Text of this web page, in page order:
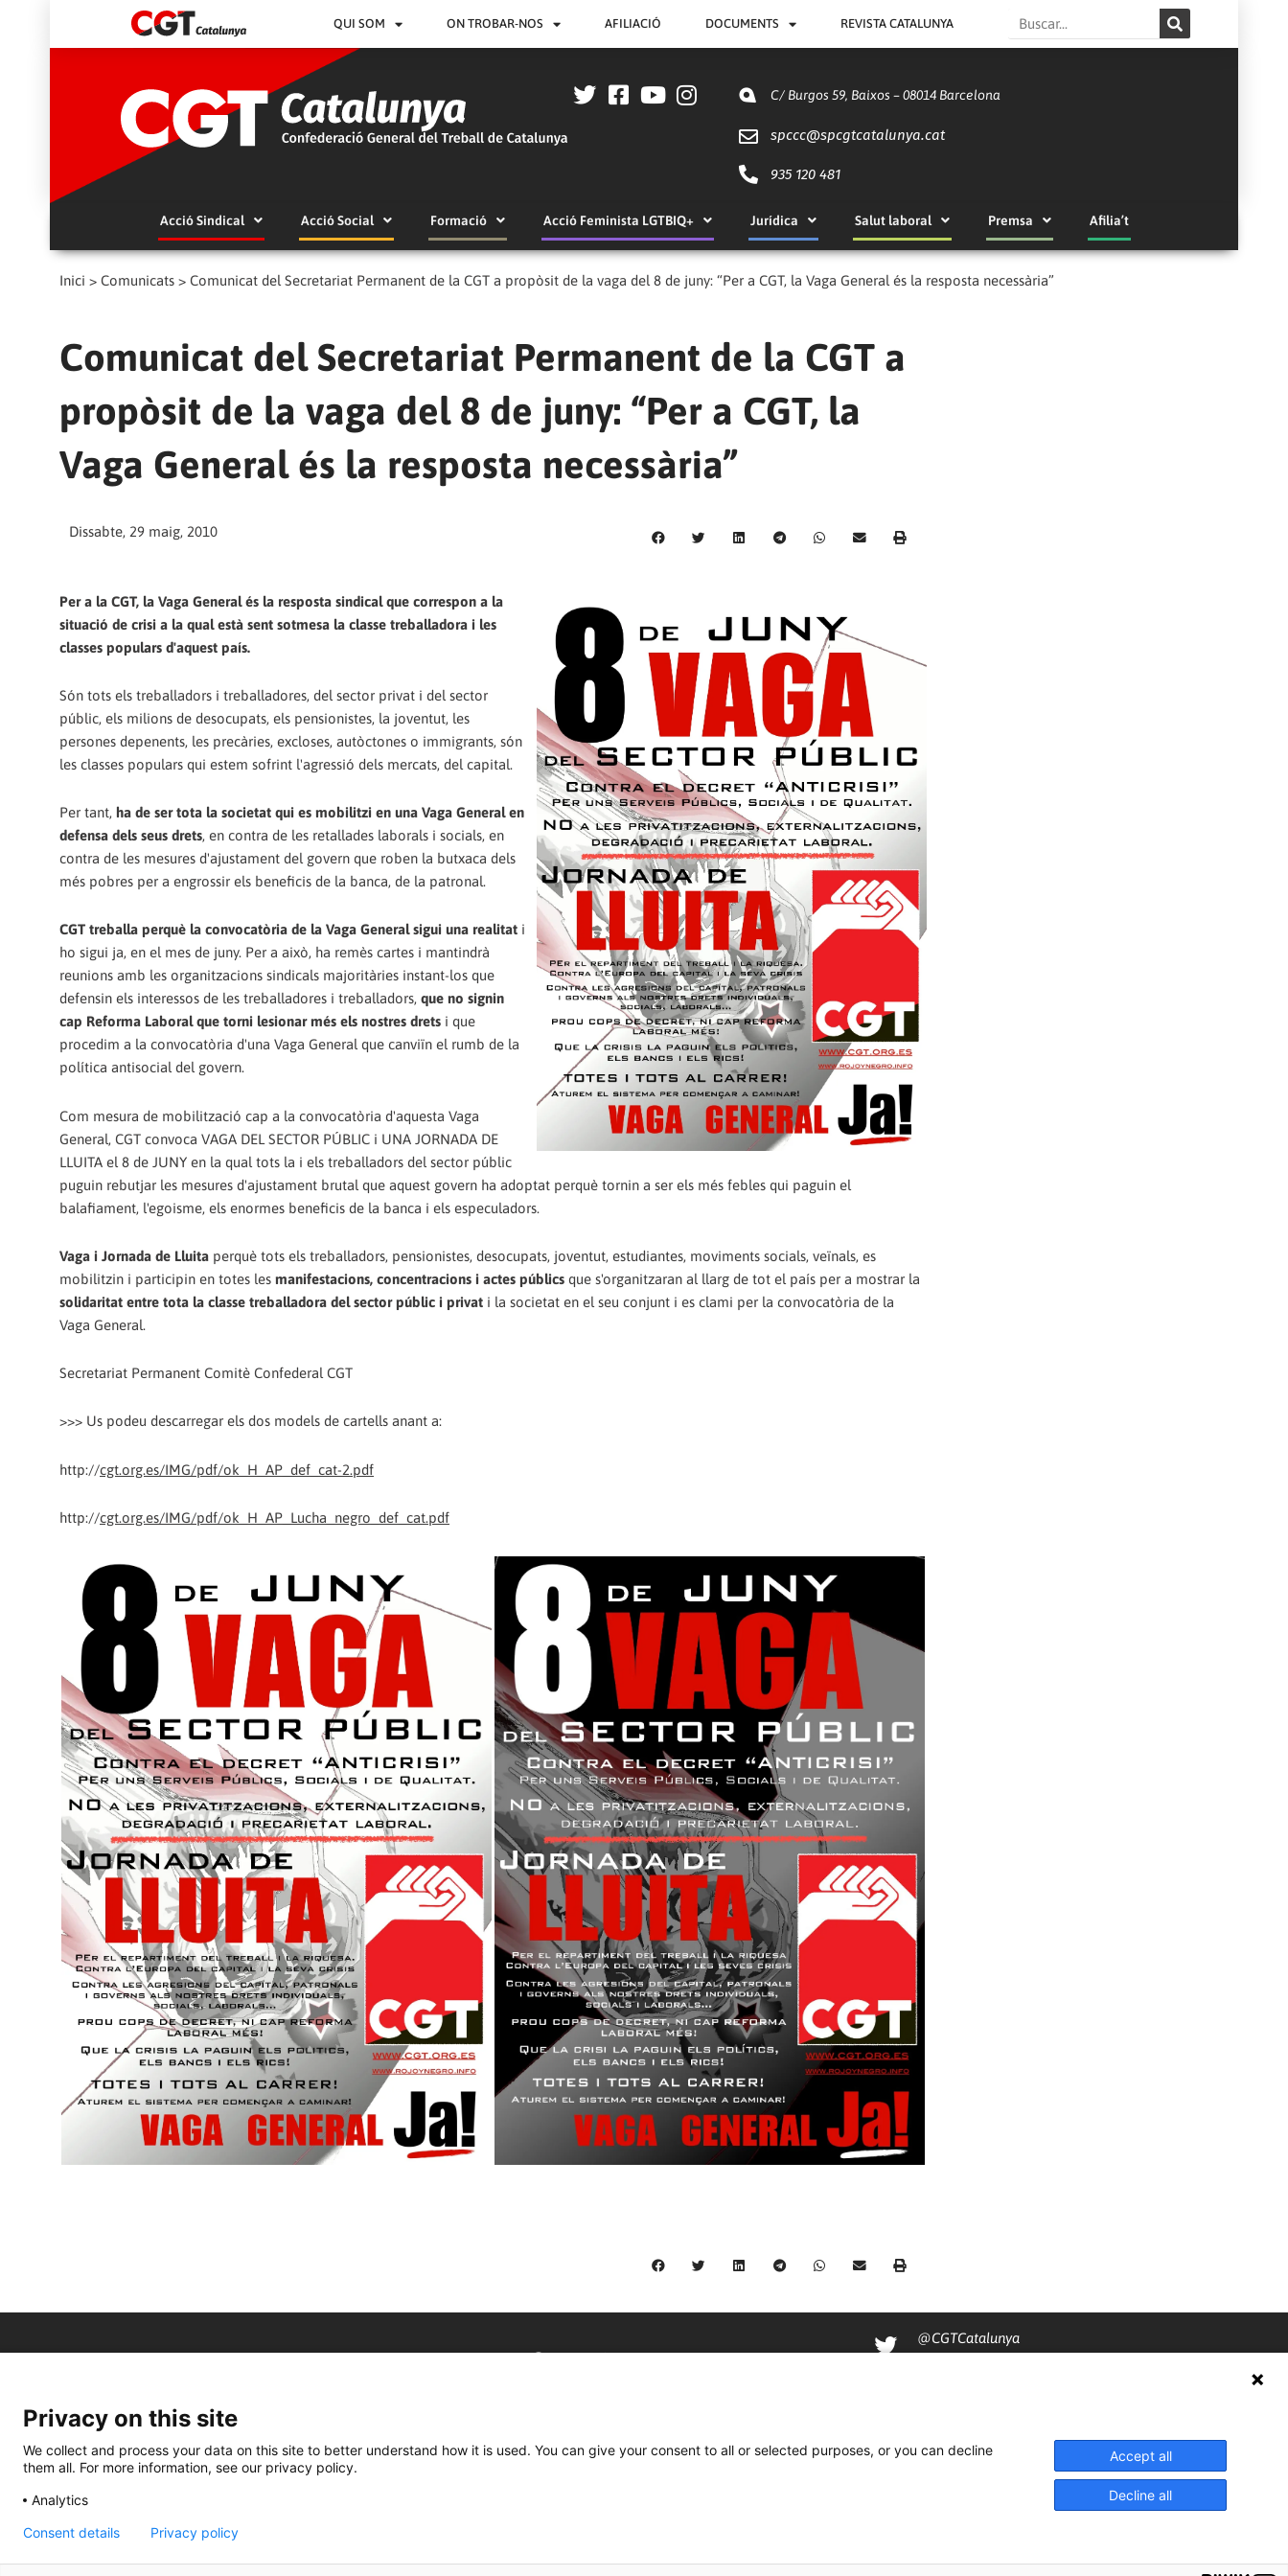
QUI SOM ON TROBAR-NOS AFILIACIÓ DOCUMENTS REVISTA CATALUNYA Search
C/ Burgos 59, Baixos – 08014 Barcelona
spccc@spcgtcatalunya.cat
935 120 481
Acció Sindical Acció Social Formació Acció Feminista LGTBIQ+ Jurídica Salut laboral Premsa Afilia’t
Inici > Comunicats > Comunicat del Secretariat Permanent de la CGT a propòsit de la vaga del 8 de juny: “Per a CGT, la Vaga General és la resposta necessària”
Comunicat del Secretariat Permanent de la CGT a
propòsit de la vaga del 8 de juny: “Per a CGT, la
Vaga General és la resposta necessària”
Dissabte, 29 maig, 2010
Per a la CGT, la Vaga General és la resposta sindical que correspon a la
situació de crisi a la qual està sent sotmesa la classe treballadora i les
classes populars d'aquest país.
Són tots els treballadors i treballadores, del sector privat i del sector
públic, els milions de desocupats, els pensionistes, la joventut, les
persones depenents, les precàries, excloses, autòctones o immigrants, són
les classes populars qui estem sofrint l'agressió dels mercats, del capital.
Per tant, ha de ser tota la societat qui es mobilitzi en una Vaga General en
defensa dels seus drets, en contra de les retallades laborals i socials, en
contra de les mesures d'ajustament del govern que roben la butxaca dels
més pobres per a engrossir els beneficis de la banca, de la patronal.
CGT treballa perquè la convocatòria de la Vaga General sigui una realitat i
ho sigui ja, en el mes de juny. Per a això, ha remès cartes i mantindrà
reunions amb les organitzacions sindicals majoritàries instant-los que
defensin els interessos de les treballadores i treballadors, que no signin
cap Reforma Laboral que torni lesionar més els nostres drets i que
procedim a la convocatòria d'una Vaga General que canviïn el rumb de la
política antisocial del govern.
Com mesura de mobilització cap a la convocatòria d'aquesta Vaga
General, CGT convoca VAGA DEL SECTOR PÚBLIC i UNA JORNADA DE
LLUITA el 8 de JUNY en la qual tots la i els treballadors del sector públic
puguin rebutjar les mesures d'ajustament brutal que aquest govern ha adoptat perquè tornin a ser els més febles qui paguin el
balafiament, l'egoisme, els enormes beneficis de la banca i els especuladors.
Vaga i Jornada de Lluita perquè tots els treballadors, pensionistes, desocupats, joventut, estudiantes, moviments socials, veïnals, es
mobilitzin i participin en totes les manifestacions, concentracions i actes públics que s'organitzaran al llarg de tot el país per a mostrar la
solidaritat entre tota la classe treballadora del sector públic i privat i la societat en el seu conjunt i es clami per la convocatòria de la
Vaga General.
Secretariat Permanent Comitè Confederal CGT
>>> Us podeu descarregar els dos models de cartells anant a:
http://cgt.org.es/IMG/pdf/ok_H_AP_def_cat-2.pdf
http://cgt.org.es/IMG/pdf/ok_H_AP_Lucha_negro_def_cat.pdf
@CGTCatalunya
cgtcatalunya
Privacy on this site
We collect and process your data on this site to better understand how it is used. You can give your consent to all or selected purposes, or you can decline
them all. For more information, see our privacy policy.
Analytics
Accept all
Decline all
Consent details Privacy policy